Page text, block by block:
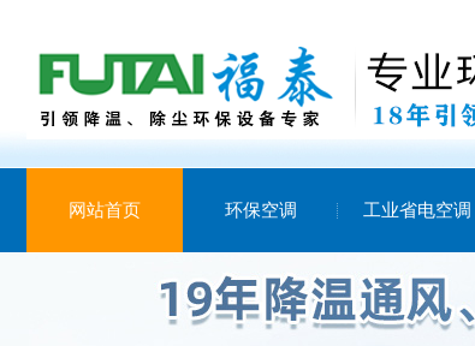
网站首页 环保空调 工业省电空调